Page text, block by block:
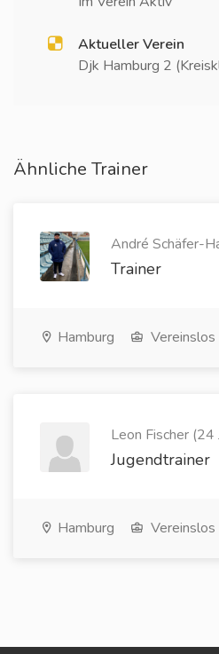
Aktueller Verein
Djk Hamburg 2
Ähnliche Trainer
André Schäfer-
Trainer
Hamburg Vereinslos
Leon Fischer (24
Jugendtrainer
Hamburg Vereinslos